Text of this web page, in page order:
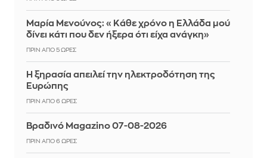
Μαρία Μενούνος: «Κάθε χρόνο η Ελλάδα μού
δίνει κάτι που δεν ήξερα ότι είχα ανάγκη»
ΠΡΙΝ ΑΠΌ 5 ΏΡΕΣ
Η ξηρασία απειλεί την ηλεκτροδότηση της
Ευρώπης
ΠΡΙΝ ΑΠΌ 6 ΏΡΕΣ
Βραδινό Magazino 07-08-2026
ΠΡΙΝ ΑΠΌ 6 ΏΡΕΣ